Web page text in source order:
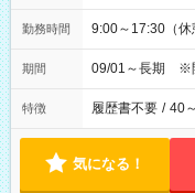
勤務時間 9:00～17:30（休
期間 09/01～長期 ※
特徴 履歴書不要 / 40
気になる！